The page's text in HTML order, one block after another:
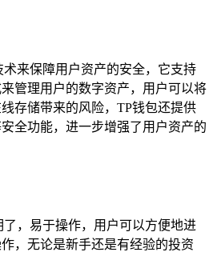
来保障用户资产的安全，它支持
管理用户的数字资产，用户可以将
存储带来的风险，TP钱包还提供
全功能，进一步增强了用户资产的
，易于操作，用户可以方便地进
，无论是新手还是有经验的投资